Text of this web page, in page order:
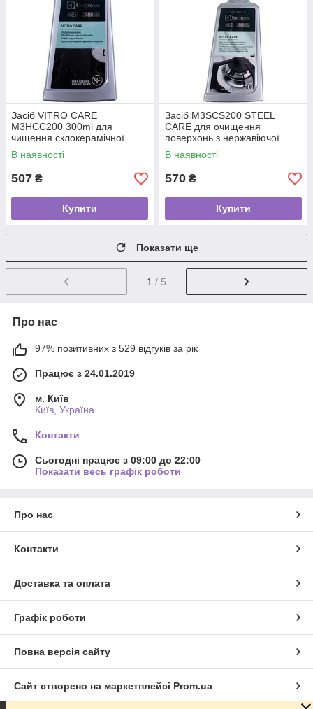
Засіб VITRO CARE
M3HCC200 300ml для
чищення склокерамічної
варильної поверхні Electrolux
902986522
В наявності
507 ₴
Купити
Засіб M3SCS200 STEEL
CARE для очищення
поверхонь з нержавіючої
сталі Electrolux 902986544
500ml
В наявності
570 ₴
Купити
Показати ще
1 / 5
Про нас
97% позитивних з 529 відгуків за рік
Працює з 24.01.2019
м. Київ
Київ, Україна
Контакти
Сьогодні працює з 09:00 до 22:00
Показати весь графік роботи
Про нас
Контакти
Доставка та оплата
Графік роботи
Повна версія сайту
Сайт створено на маркетплейсі Prom.ua